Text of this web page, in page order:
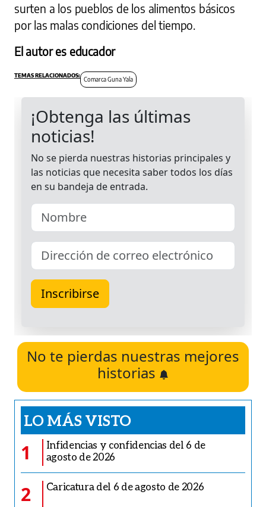
surten a los pueblos de los alimentos básicos
por las malas condiciones del tiempo.
El autor es educador
Comarca Guna Yala
No te pierdas nuestras mejores
historias
LO MÁS VISTO
1
Infidencias y confidencias del 6 de
agosto de 2026
2 Caricatura del 6 de agosto de 2026